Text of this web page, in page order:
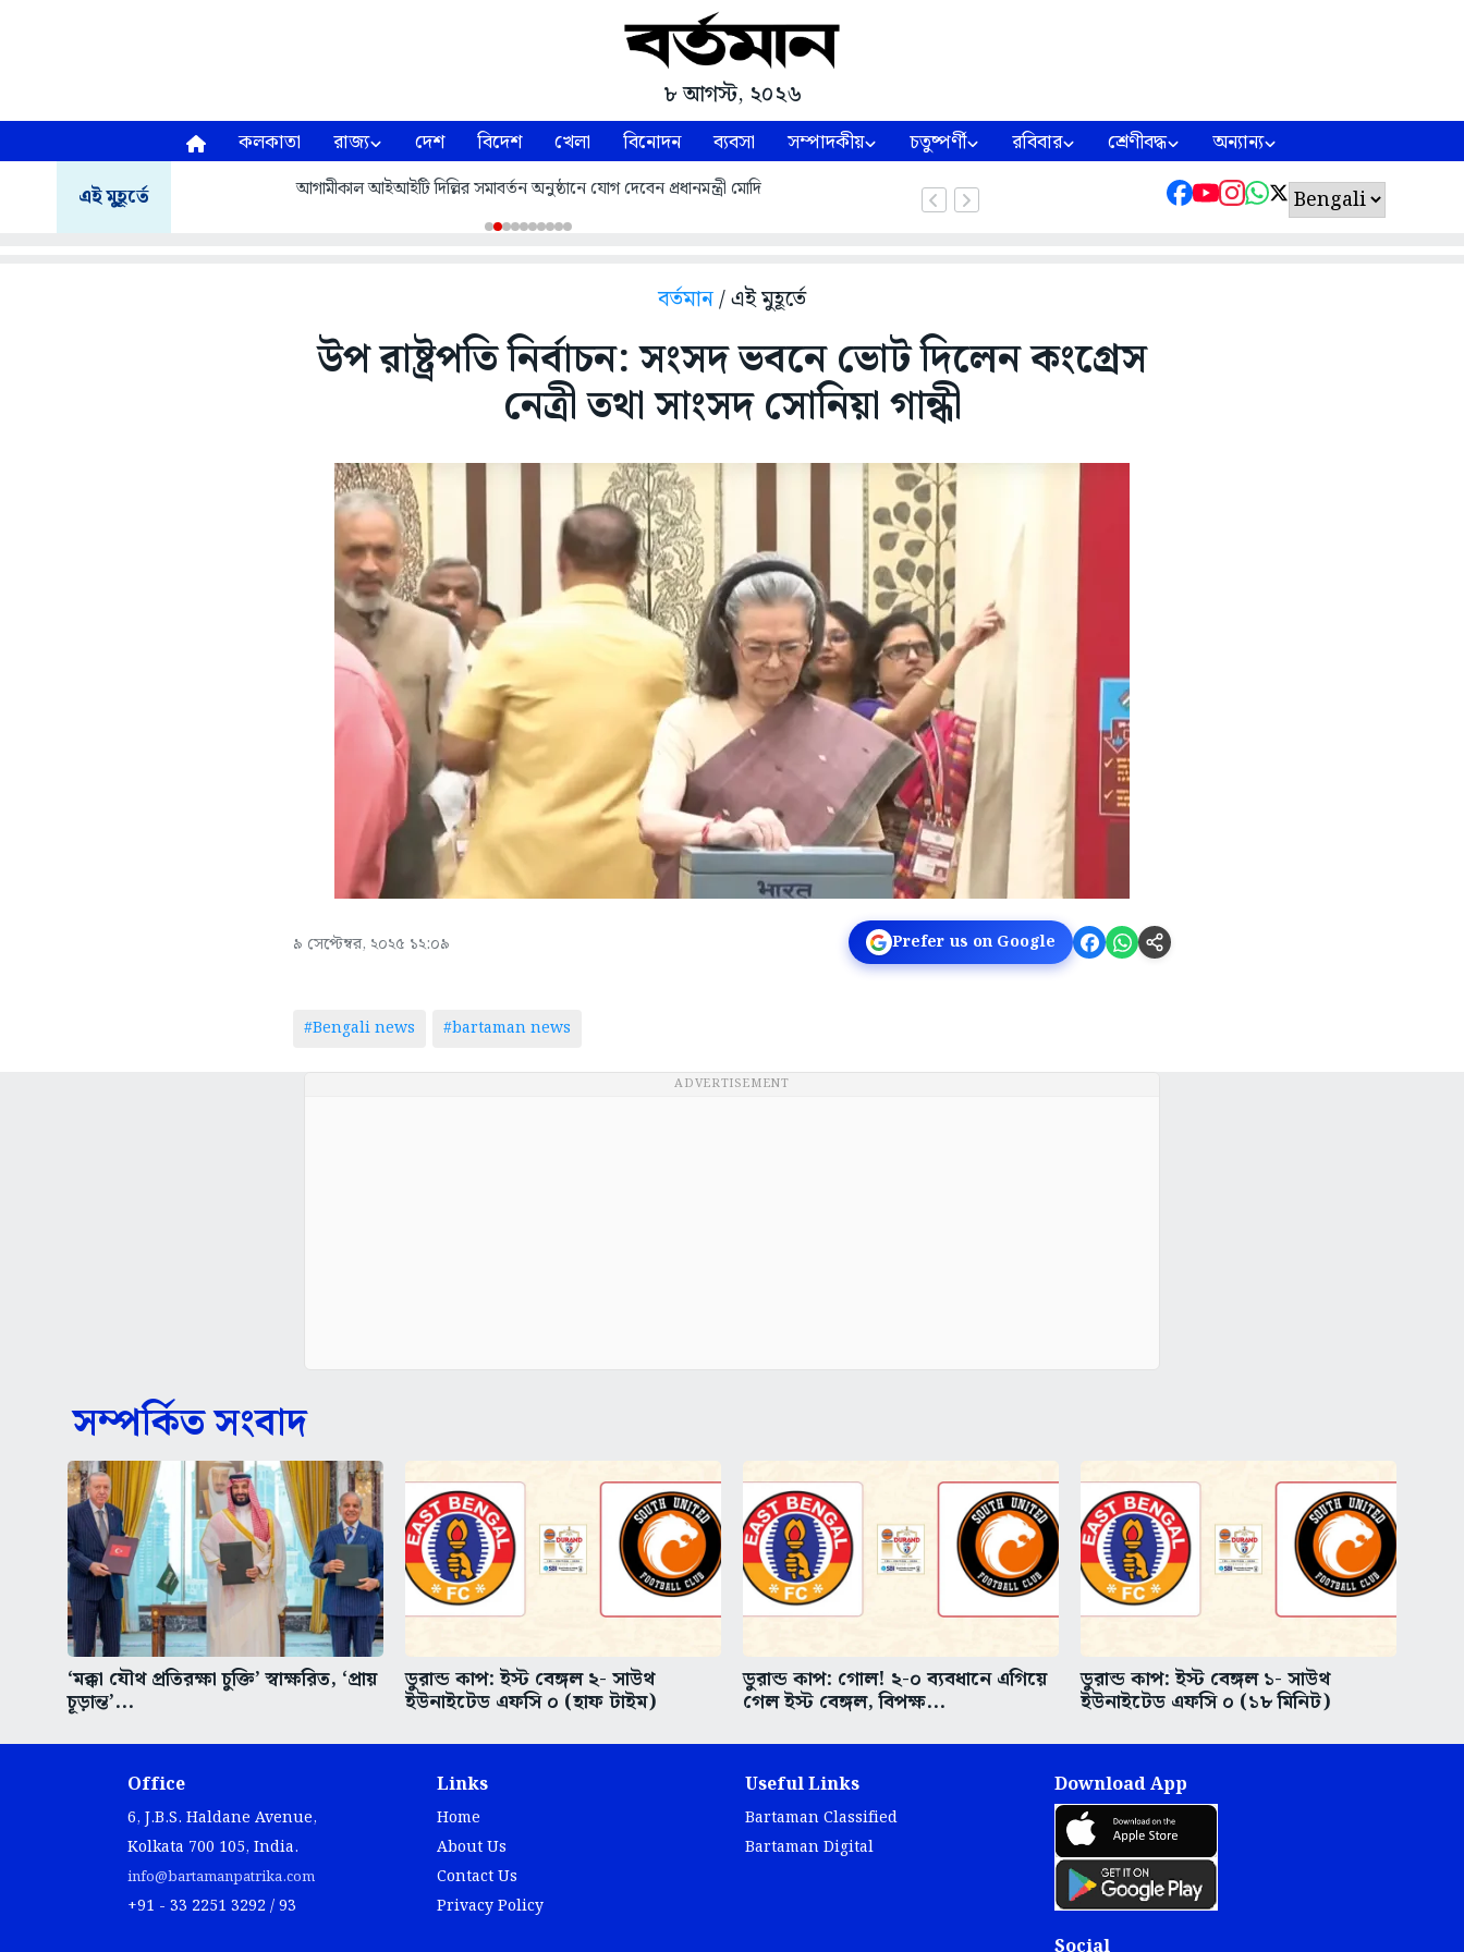
৮ আগস্ট, ২০২৬
কলকাতা রাজ্য দেশ বিদেশ খেলা বিনোদন ব্যবসা সম্পাদকীয় চতুষ্পর্ণী রবিবার শ্রেণীবদ্ধ অন্যান্য
এই মুহূর্তে আগামীকাল আইআইটি দিল্লির সমাবর্তন অনুষ্ঠানে যোগ দেবেন প্রধানমন্ত্রী মোদি
বর্তমান/ এই মুহূর্তে
উপ রাষ্ট্রপতি নির্বাচন: সংসদ ভবনে ভোট দিলেন কংগ্রেস
নেত্রী তথা সাংসদ সোনিয়া গান্ধী
৯ সেপ্টেম্বর, ২০২৫ ১২:০৯ Prefer us on Google
#Bengali news #bartaman news
ADVERTISEMENT
সম্পর্কিত সংবাদ
‘মক্কা যৌথ প্রতিরক্ষা চুক্তি’ স্বাক্ষরিত, ‘প্রায়
চূড়ান্ত’...
ডুরান্ড কাপ: ইস্ট বেঙ্গল ২- সাউথ
ইউনাইটেড এফসি ০ (হাফ টাইম)
ডুরান্ড কাপ: গোল! ২-০ ব্যবধানে এগিয়ে
গেল ইস্ট বেঙ্গল, বিপক্ষ...
ডুরান্ড কাপ: ইস্ট বেঙ্গল ১- সাউথ
ইউনাইটেড এফসি ০ (১৮ মিনিট)
Office
6, J.B.S. Haldane Avenue,
Kolkata 700 105, India.
info@bartamanpatrika.com
+91 - 33 2251 3292 / 93
Links
Home
About Us
Contact Us
Privacy Policy
Useful Links
Bartaman Classified
Bartaman Digital
Download App